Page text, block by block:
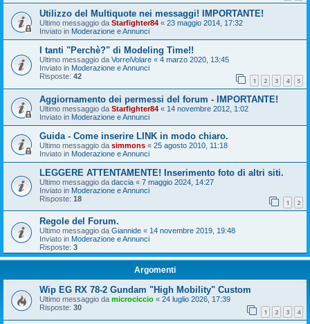
Utilizzo del Multiquote nei messaggi! IMPORTANTE!
Ultimo messaggio da Starfighter84 « 23 maggio 2014, 17:32
Inviato in Moderazione e Annunci
I tanti "Perchè?" di Modeling Time!!
Ultimo messaggio da VorreiVolare « 4 marzo 2020, 13:45
Inviato in Moderazione e Annunci
Risposte: 42 1 2 3 4 5
Aggiornamento dei permessi del forum - IMPORTANTE!
Ultimo messaggio da Starfighter84 « 14 novembre 2012, 1:02
Inviato in Moderazione e Annunci
Guida - Come inserire LINK in modo chiaro.
Ultimo messaggio da simmons « 25 agosto 2010, 11:18
Inviato in Moderazione e Annunci
LEGGERE ATTENTAMENTE! Inserimento foto di altri siti.
Ultimo messaggio da daccia « 7 maggio 2024, 14:27
Inviato in Moderazione e Annunci
Risposte: 18 1 2
Regole del Forum.
Ultimo messaggio da Giannide « 14 novembre 2019, 19:48
Inviato in Moderazione e Annunci
Risposte: 3
Argomenti
Wip EG RX 78-2 Gundam "High Mobility" Custom
Ultimo messaggio da microciccio « 24 luglio 2026, 17:39
Risposte: 30 1 2 3 4